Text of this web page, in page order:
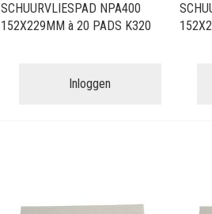
SCHUURVLIESPAD NPA400
152X229MM à 20 PADS K320
Inloggen